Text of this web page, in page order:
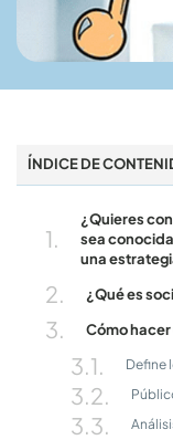
ÍNDICE DE
¿Quieres
sea
una
¿Qué es
Cómo
Define